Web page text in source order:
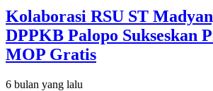
Kolaborasi RSU ST
DPPKB Palopo Sukseskan
MOP Gratis
6 bulan yang lalu